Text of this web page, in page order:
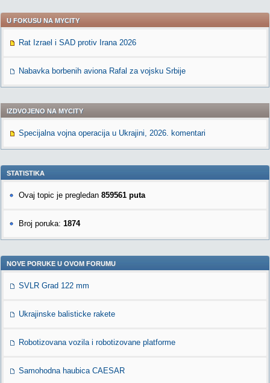
U FOKUSU NA MYCITY
Rat Izrael i SAD protiv Irana 2026
Nabavka borbenih aviona Rafal za vojsku Srbije
IZDVOJENO NA MYCITY
Specijalna vojna operacija u Ukrajini, 2026. komentari
STATISTIKA
Ovaj topic je pregledan 859561 puta
Broj poruka: 1874
NOVE PORUKE U OVOM FORUMU
SVLR Grad 122 mm
Ukrajinske balisticke rakete
Robotizovana vozila i robotizovane platforme
Samohodna haubica CAESAR